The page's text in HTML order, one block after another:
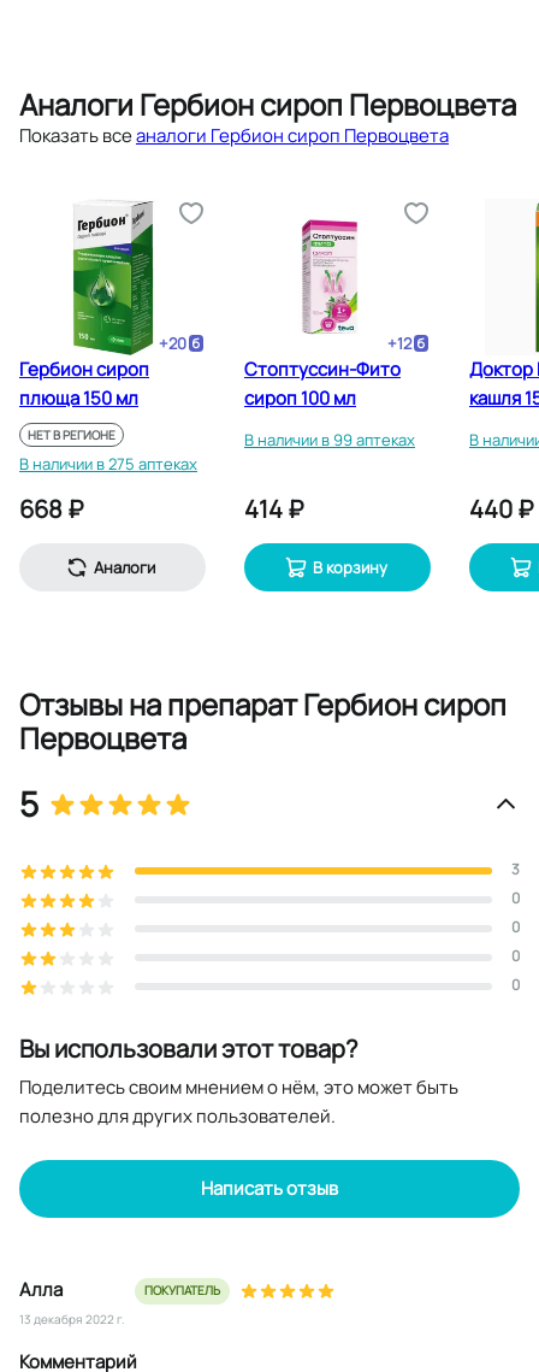
Аналоги Гербион сироп Первоцвета
Показать всеаналоги Гербион сироп Первоцвета
+20
Гербион сироп
плюща 150 мл
НЕТ В РЕГИОНЕ
В наличии в 275 аптеках
668 ₽
Аналоги
+12
Стоптуссин-Фито
сироп 100 мл
В наличии в 99 аптеках
414 ₽
В корзину
Доктор
кашля
В
440 ₽
Отзывына препарат Гербион сироп
Первоцвета
Алла
13 декабря 2022 г.
ПОКУПАТЕЛЬ
Комментарий
5
3
0
0
0
0
Вы использовали этот товар?
Поделитесь своим мнением о нём, это может быть
полезно для других пользователей.
Написать отзыв